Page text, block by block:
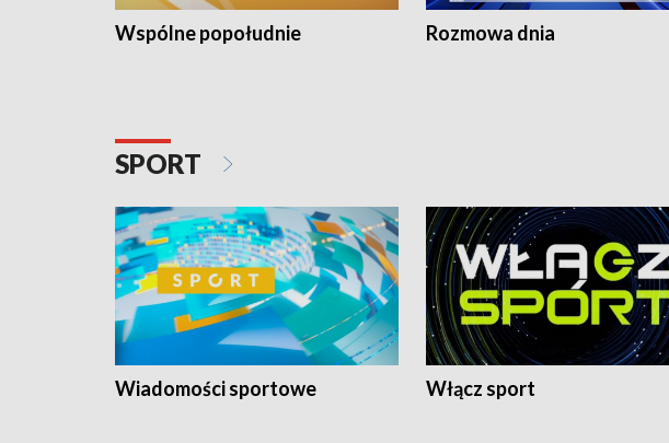
Wspólne popołudnie Rozmowa dnia
SPORT
Wiadomości sportowe Włącz sport